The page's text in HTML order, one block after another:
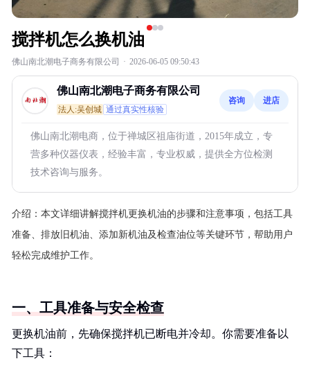
搅拌机怎么换机油
佛山南北潮电子商务有限公司 · 2026-06-05 09:50:43
佛山南北潮电子商务有限公司
法人:吴创城 通过真实性核验
咨询 进店
佛山南北潮电商，位于禅城区祖庙街道，2015年成立，专
营多种仪器仪表，经验丰富，专业权威，提供全方位检测
技术咨询与服务。
介绍： 本文详细讲解搅拌机更换机油的步骤和注意事项，包括工具
准备、排放旧机油、添加新机油及检查油位等关键环节，帮助用户
轻松完成维护工作。
一、工具准备与安全检查
更换机油前，先确保搅拌机已断电并冷却。你需要准备以
下工具：